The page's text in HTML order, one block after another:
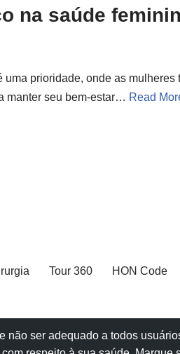
na saúde
prioridade, onde as mulheres
manter seu bem-estar… Read
Tour 360 HON Code
não ser adequado a todos